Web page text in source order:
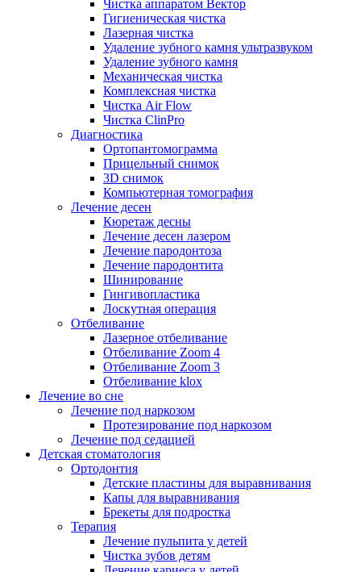
Чистка аппаратом Вектор
Гигиеническая чистка
Лазерная чистка
Удаление зубного камня ультразвуком
Удаление зубного камня
Механическая чистка
Комплексная чистка
Чистка Air Flow
Чистка ClinPro
Диагностика
Ортопантомограмма
Прицельный снимок
3D снимок
Компьютерная томография
Лечение десен
Кюретаж десны
Лечение десен лазером
Лечение пародонтоза
Лечение пародонтита
Шинирование
Гингивопластика
Лоскутная операция
Отбеливание
Лазерное отбеливание
Отбеливание Zoom 4
Отбеливание Zoom 3
Отбеливание klox
Лечение во сне
Лечение под наркозом
Протезирование под наркозом
Лечение под седацией
Детская стоматология
Ортодонтия
Детские пластины для выравнивания
Капы для выравнивания
Брекеты для подростка
Терапия
Лечение пульпита у детей
Чистка зубов детям